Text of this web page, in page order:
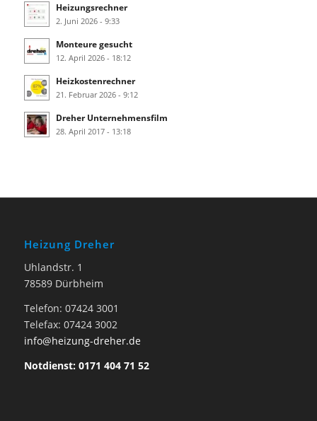
Heizungsrechner
2. Juni 2026 - 9:33
Monteure gesucht
12. April 2026 - 18:12
Heizkostenrechner
21. Februar 2026 - 9:12
Dreher Unternehmensfilm
28. April 2017 - 13:18
Heizung Dreher
Uhlandstr. 1
78589 Dürbheim
Telefon: 07424 3001
Telefax: 07424 3002
info@heizung-dreher.de
Notdienst: 0171 404 71 52